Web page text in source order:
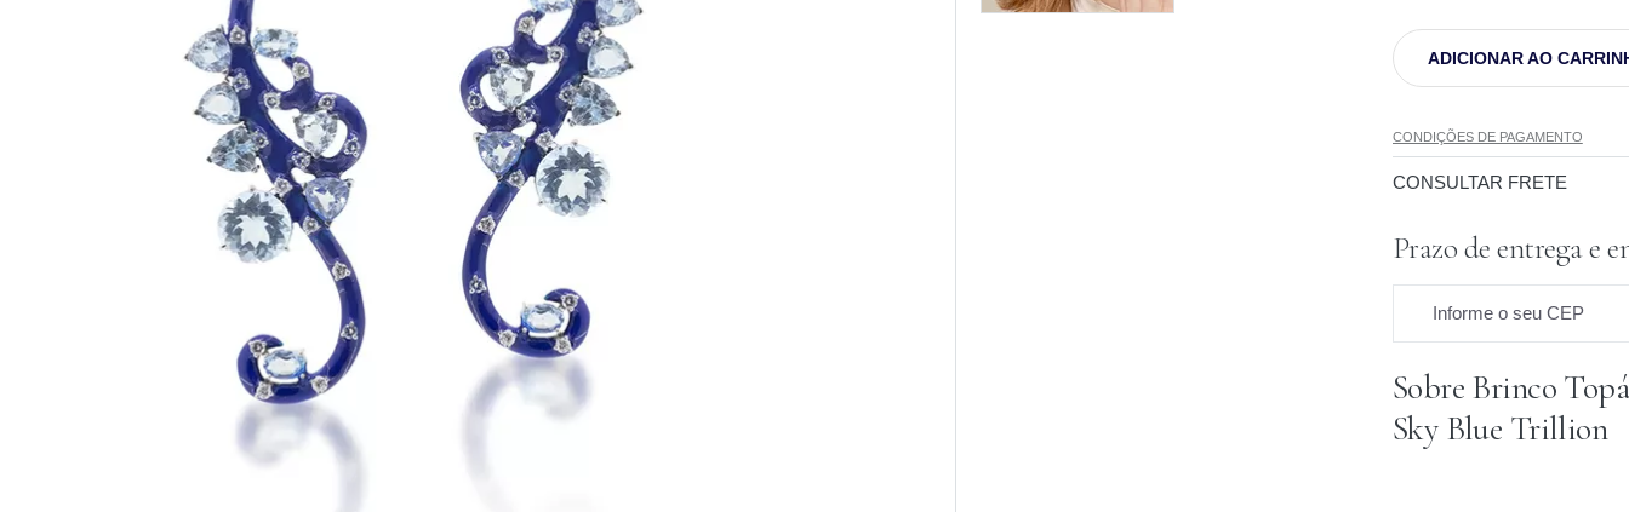
ADICIONAR AO
CONDIÇÕES DE PAGAMENTO
CONSULTAR FRETE
Prazo de entrega e
Informe o seu CEP
Prazo para o CEP
Sobre Brinco
Sky Blue Trillion